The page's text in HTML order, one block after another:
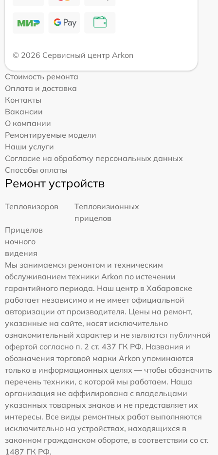
© 2026 Сервисный центр Arkon
Стоимость ремонта
Оплата и доставка
Контакты
Вакансии
О компании
Ремонтируемые модели
Наши услуги
Согласие на обработку персональных данных
Способы оплаты
Ремонт устройств
Тепловизоров
Тепловизионных
прицелов
Прицелов
ночного
видения
Мы занимаемся ремонтом и техническим
обслуживанием техники Arkon по истечении
гарантийного периода. Наш центр в Хабаровске
работает независимо и не имеет официальной
авторизации от производителя. Цены на ремонт,
указанные на сайте, носят исключительно
ознакомительный характер и не являются публичной
офертой согласно п. 2 ст. 437 ГК РФ. Названия и
обозначения торговой марки Arkon упоминаются
только в информационных целях — чтобы обозначить
перечень техники, с которой мы работаем. Наша
организация не аффилирована с владельцами
указанных товарных знаков и не представляет их
интересы. Все виды ремонтных работ выполняются
исключительно на устройствах, находящихся в
законном гражданском обороте, в соответствии со ст.
1487 ГК РФ.